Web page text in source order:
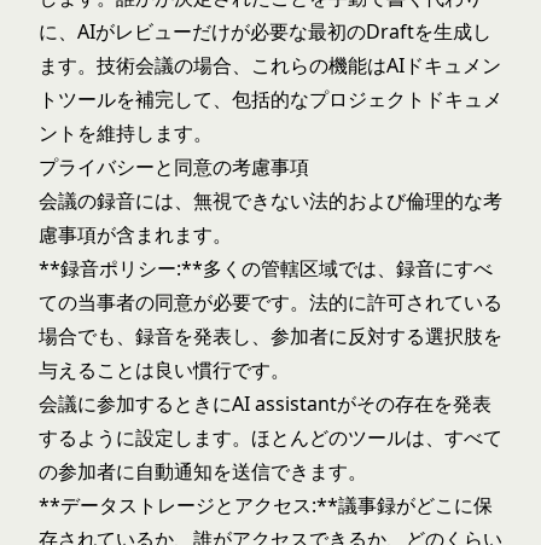
に、AIがレビューだけが必要な最初のDraftを生成し
ます。技術会議の場合、これらの機能はAIドキュメン
トツールを補完して、包括的なプロジェクトドキュメ
ントを維持します。
プライバシーと同意の考慮事項
会議の録音には、無視できない法的および倫理的な考
慮事項が含まれます。
**録音ポリシー:**多くの管轄区域では、録音にすべ
ての当事者の同意が必要です。法的に許可されている
場合でも、録音を発表し、参加者に反対する選択肢を
与えることは良い慣行です。
会議に参加するときにAI assistantがその存在を発表
するように設定します。ほとんどのツールは、すべて
の参加者に自動通知を送信できます。
**データストレージとアクセス:**議事録がどこに保
存されているか、誰がアクセスできるか、どのくらい